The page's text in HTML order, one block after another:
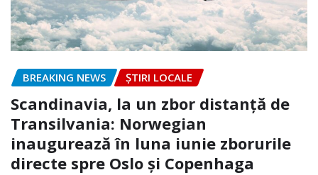
BREAKING NEWS ȘTIRI LOCALE
Scandinavia, la un zbor distanță de
Transilvania: Norwegian
inaugurează în luna iunie zborurile
directe spre Oslo și Copenhaga